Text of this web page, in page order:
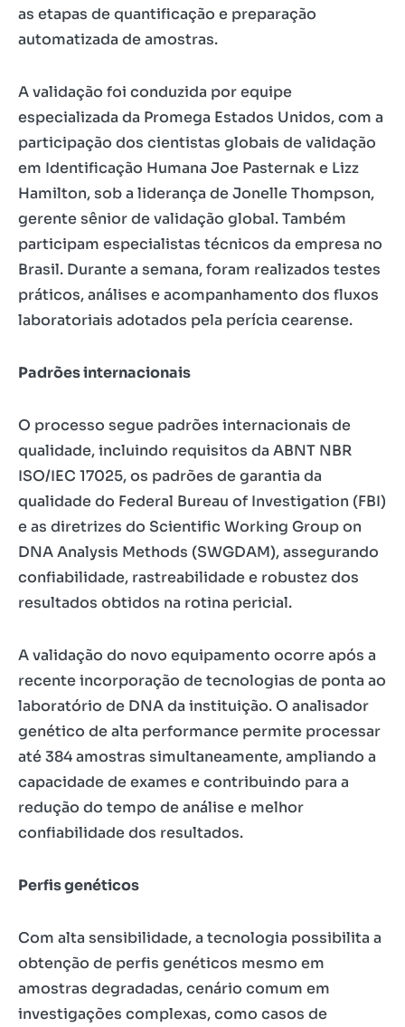
as etapas de quantificação e preparação
automatizada de amostras.
A validação foi conduzida por equipe
especializada da Promega Estados Unidos, com a
participação dos cientistas globais de validação
em Identificação Humana Joe Pasternak e Lizz
Hamilton, sob a liderança de Jonelle Thompson,
gerente sênior de validação global. Também
participam especialistas técnicos da empresa no
Brasil. Durante a semana, foram realizados testes
práticos, análises e acompanhamento dos fluxos
laboratoriais adotados pela perícia cearense.
Padrões internacionais
O processo segue padrões internacionais de
qualidade, incluindo requisitos da ABNT NBR
ISO/IEC 17025, os padrões de garantia da
qualidade do Federal Bureau of Investigation (FBI)
e as diretrizes do Scientific Working Group on
DNA Analysis Methods (SWGDAM), assegurando
confiabilidade, rastreabilidade e robustez dos
resultados obtidos na rotina pericial.
A validação do novo equipamento ocorre após a
recente incorporação de tecnologias de ponta ao
laboratório de DNA da instituição. O analisador
genético de alta performance permite processar
até 384 amostras simultaneamente, ampliando a
capacidade de exames e contribuindo para a
redução do tempo de análise e melhor
confiabilidade dos resultados.
Perfis genéticos
Com alta sensibilidade, a tecnologia possibilita a
obtenção de perfis genéticos mesmo em
amostras degradadas, cenário comum em
investigações complexas, como casos de